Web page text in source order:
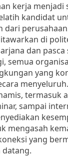
kerja menjadi
kandidat
dari
di
dan pasca
semua
yang
termasuk
sampai
mengasah
yang
datang.